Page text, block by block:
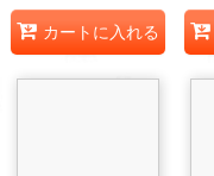
カートに入れる